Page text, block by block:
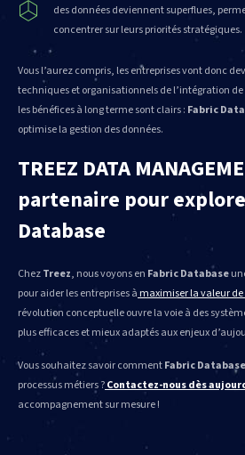
des données deviennent superflues,
concentrer sur leurs priorités stratégiques.
Vous l’aurez compris, les entreprises vont donc
techniques et organisationnels de l’intégration de
les bénéfices à long terme sont clairs : Fabric
optimise la gestion des données.
TREEZ DATA
partenaire pour
Database
ChezTreez, nous voyons en Fabric Database
pour aider les entreprises àmaximiser la valeur
révolution conceptuelle ouvre la voie à des
plus efficaces et mieux adaptés aux enjeux
Vous souhaitez savoir commentFabric Database
processus métiers ?Contactez-nous dès
accompagnement sur mesure !